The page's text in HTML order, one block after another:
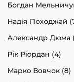
Богдан
Надія Походжай
Александр Дюма
Рік Ріордан (4)
Марко Вовчок (8)